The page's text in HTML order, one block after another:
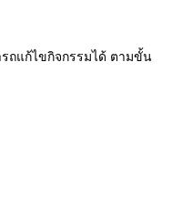
ถแก้ไขกิจกรรมได้ ตามขั้น